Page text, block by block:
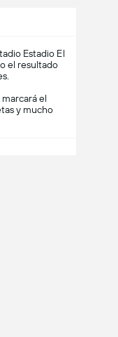
Estadio El
el resultado
el
y mucho